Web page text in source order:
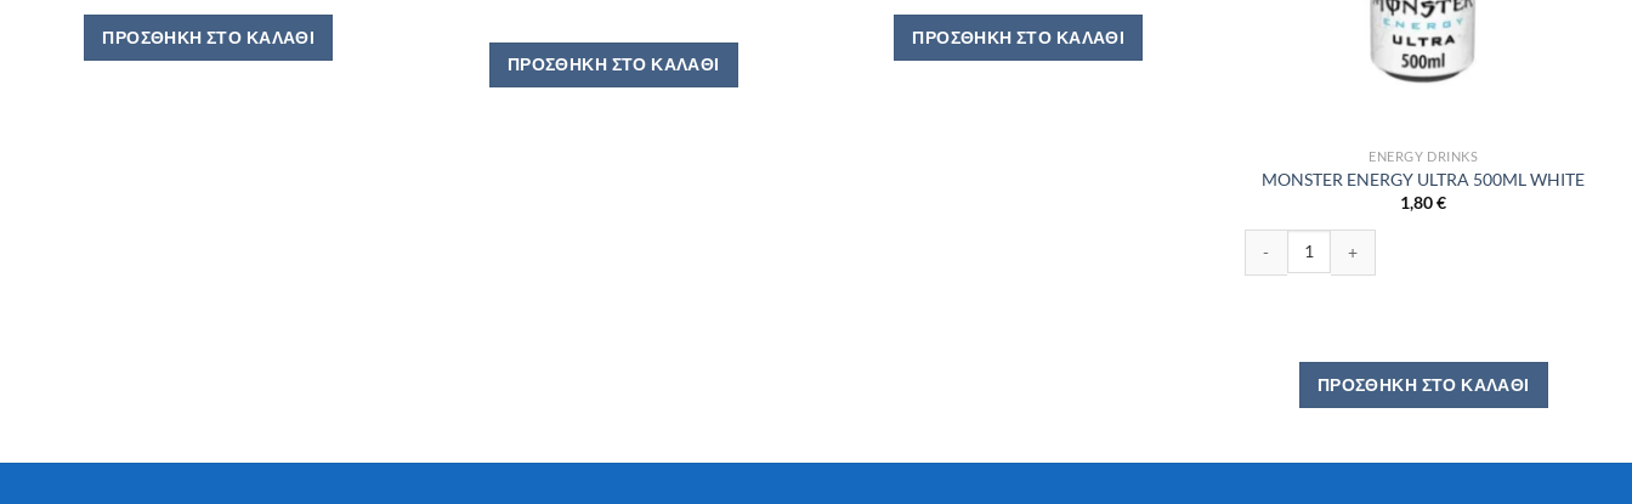
ΠΡΟΣΘΉΚΗ ΣΤΟ ΚΑΛΆΘΙ
ΠΡΟΣΘΉΚΗ ΣΤΟ ΚΑΛΆΘΙ
ΠΡΟΣΘΉΚΗ ΣΤΟ ΚΑΛΆΘΙ
ENERGY DRINKS
MONSTER ENERGY ULTRA 500ML WHITE
1,80€
ΠΡΟΣΘΉΚΗ ΣΤΟ ΚΑΛΆΘΙ